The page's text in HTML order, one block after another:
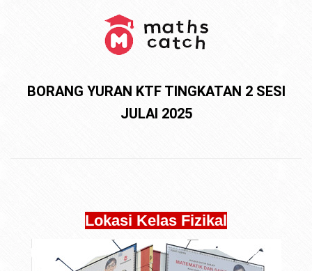
BORANG YURAN KTF TINGKATAN 2 SESI
JULAI 2025
Lokasi Kelas Fizikal